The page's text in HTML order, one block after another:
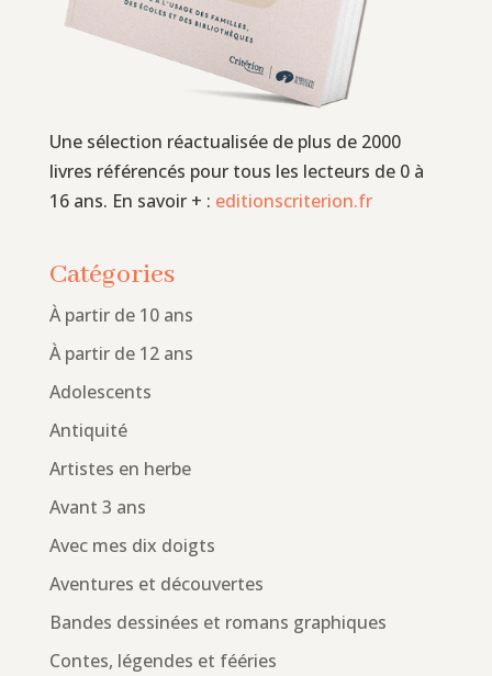
Une sélection réactualisée de plus de 2000
livres référencés pour tous les lecteurs de 0 à
16 ans. En savoir + : editionscriterion.fr
Catégories
À partir de 10 ans
À partir de 12 ans
Adolescents
Antiquité
Artistes en herbe
Avant 3 ans
Avec mes dix doigts
Aventures et découvertes
Bandes dessinées et romans graphiques
Contes, légendes et fééries